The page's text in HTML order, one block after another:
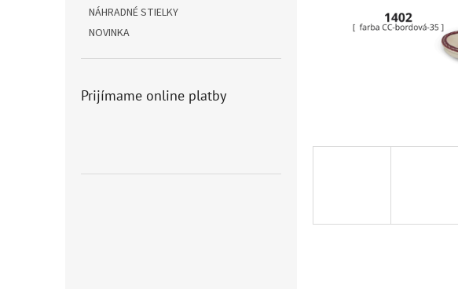
NÁHRADNÉ STIELKY
NOVINKA
Prijímame online platby